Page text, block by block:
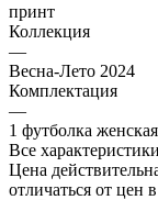
принт
Коллекция
—
Весна-Лето 2024
Комплектация
—
1 футболка женская
Все характеристики
Цена
отличаться от цен